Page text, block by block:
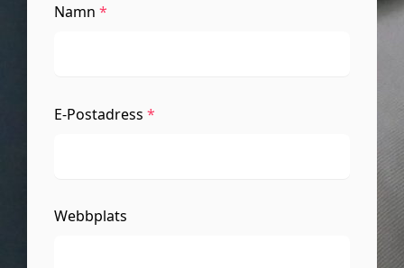
Namn *
E-Postadress *
Webbplats